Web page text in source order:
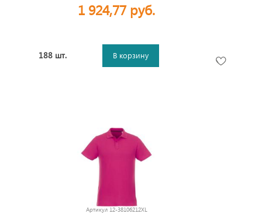
1 924,77 руб.
188 шт. В корзину
Артикул 12-38106212XL